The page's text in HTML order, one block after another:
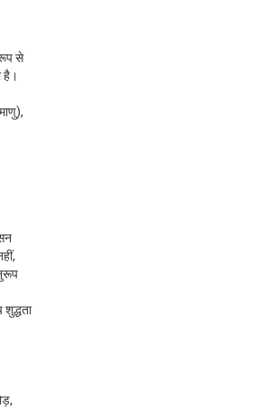
रूप से
है।
शुद्धता